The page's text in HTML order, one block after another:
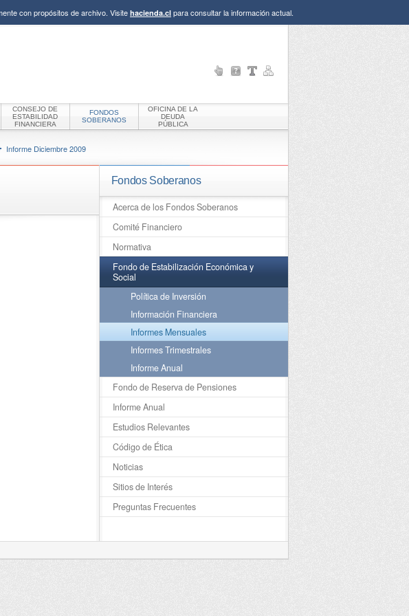
con propósitos de archivo. Visite hacienda.cl para consultar la información actual.
CONSEJO DE
ESTABILIDAD
FINANCIERA
FONDOS
SOBERANOS
OFICINA DE LA
DEUDA
PÚBLICA
Informe Diciembre 2009
Fondos Soberanos
Acerca de los Fondos Soberanos
Comité Financiero
Normativa
Fondo de Estabilización Económica y
Social
Política de Inversión
Información Financiera
Informes Mensuales
Informes Trimestrales
Informe Anual
Fondo de Reserva de Pensiones
Informe Anual
Estudios Relevantes
Código de Ética
Noticias
Sitios de Interés
Preguntas Frecuentes